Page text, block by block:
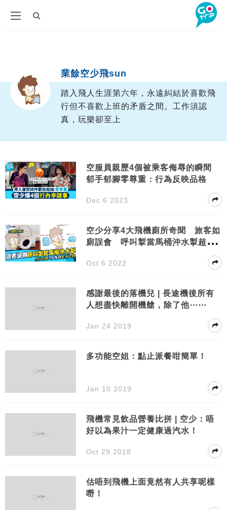
Author
業餘空少飛sun
踏入飛人生涯第六年，永遠糾結於喜歡飛
行但不喜歡上班的矛盾之間。工作須認
真，玩樂卻至上
空服員親歷4個被乘客侮辱的瞬間
郁手郁腳零尊重：行為反映品格
Dec 6 2023
空少分享4大飛機廁所奇聞 旅客如
廁誤會 呼叫掣當馬桶沖水掣超搞
Oct 6 2022
感謝最後的落機兒 | 長途機後所有
人想盡快離開機艙，除了他⋯⋯
Jan 24 2019
多功能空姐：點止派餐咁簡單！
Jan 10 2019
飛機常見飲品營養比拼 | 空少：唔
好以為果汁一定健康過汽水！
Oct 29 2018
估唔到飛機上面竟然有人共享呢樣
嘢！